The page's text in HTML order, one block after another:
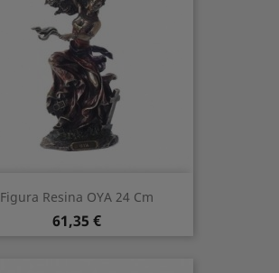
Figura Resina OYA 24 Cm
Precio
61,35 €